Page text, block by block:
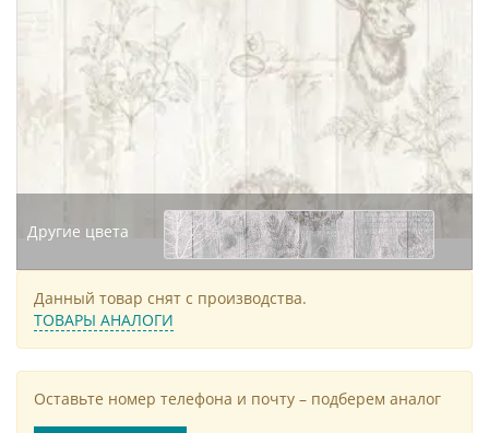
Другие цвета
Данный товар снят с производства.
ТОВАРЫ АНАЛОГИ
Оставьте номер телефона и почту – подберем аналог